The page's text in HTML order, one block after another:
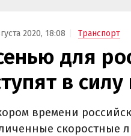
2020, 18:08 Транспорт
для
в
времени
скоростные